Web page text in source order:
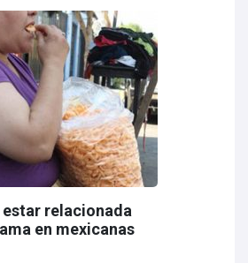
relacionada
en mexicanas